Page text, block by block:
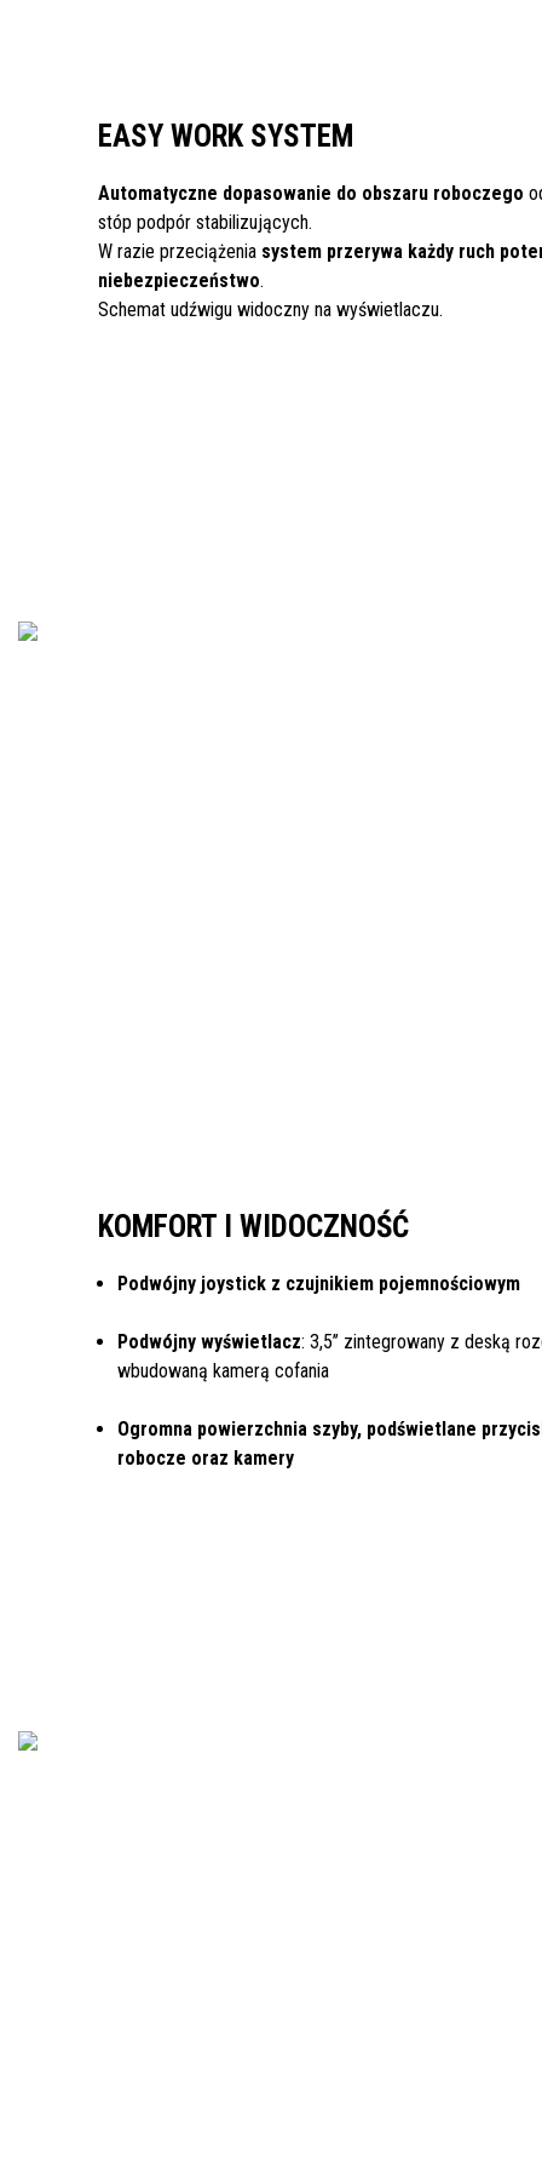
EASY WORK SYSTEM
Automatyczne dopasowanie do obszaru roboczego
stóp podpór stabilizujących.
W razie przeciążenia system przerywa każdy ruch
niebezpieczeństwo.
Schemat udźwigu widoczny na wyświetlaczu.
KOMFORT I WIDOCZNOŚĆ
Podwójny joystick z czujnikiem pojemnościowym
Podwójny wyświetlacz: 3,5’’ zintegrowany z deską
wbudowaną kamerą cofania
Ogromna powierzchnia szyby, podświetlane
robocze oraz kamery